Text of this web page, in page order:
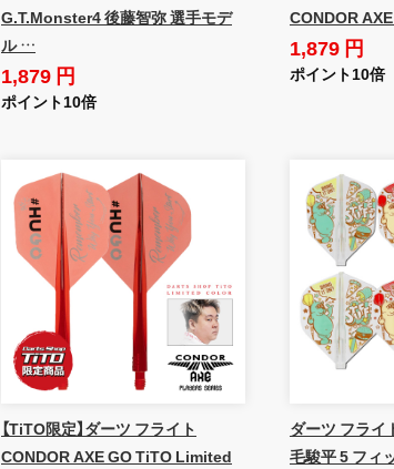
G.T.Monster4 後藤智弥 選手モデ
ル …
1,879 円
ポイント10倍
CONDOR
1,879 円
ポイント10倍
【TiTO限定】ダーツ フライト
CONDOR AXE GO TiTO Limited
ダーツ フラ
毛駿平 5 フィ